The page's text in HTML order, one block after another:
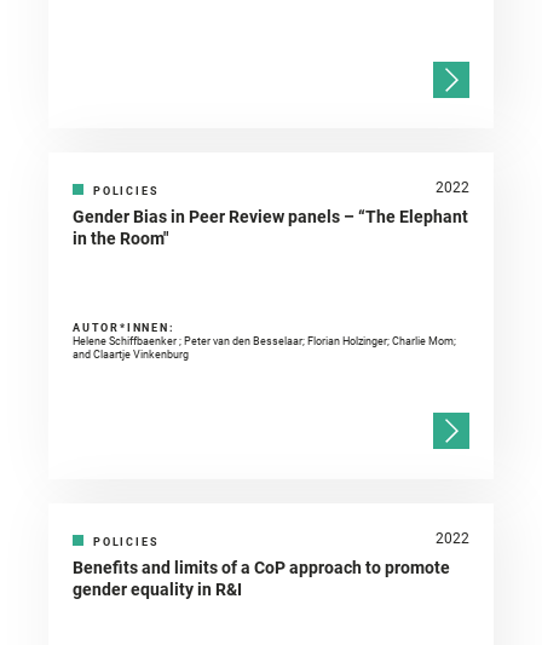
POLICIES 2022
Gender Bias in Peer Review panels – “The Elephant
in the Room"
AUTOR*INNEN:
Helene Schiffbaenker ; Peter van den Besselaar; Florian Holzinger; Charlie Mom;
and Claartje Vinkenburg
POLICIES 2022
Benefits and limits of a CoP approach to promote
gender equality in R&I